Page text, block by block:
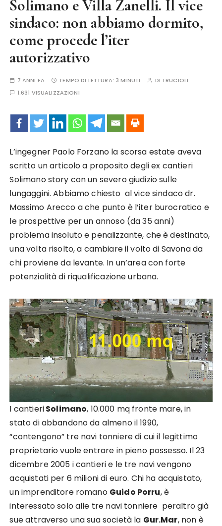
Solimano e Villa Zanelli. Il vice
sindaco: non abbiamo dormito,
come procede l’iter
autorizzativo
7 ANNI FA TEMPO DI LETTURA: 3 MINUTI DI TRUCIOLI
1.631 VISUALIZZAZIONI
L’ingegner Paolo Forzano la scorsa estate aveva
scritto un articolo a proposito degli ex cantieri
Solimano story con un severo giudizio sulle
lungaggini. Abbiamo chiesto al vice sindaco dr.
Massimo Arecco a che punto è l’iter burocratico e
le prospettive per un annoso (da 35 anni)
problema insoluto e penalizzante, che è destinato,
una volta risolto, a cambiare il volto di Savona da
chi proviene da levante. In un’area con forte
potenzialità di riqualificazione urbana.
I cantieriSolimano, 10.000 mq fronte mare, in
stato di abbandono da almeno il 1990,
“contengono” tre navi tonniere di cui il legittimo
proprietario vuole entrare in pieno possesso. Il 23
dicembre 2005 i cantieri e le tre navi vengono
acquistati per 6 milioni di euro. Chi ha acquistato,
un imprenditore romano Guido Porru, è
interessato solo alle tre navi tonniere peraltro già
sue attraverso una sua società la Gur.Mar, non è